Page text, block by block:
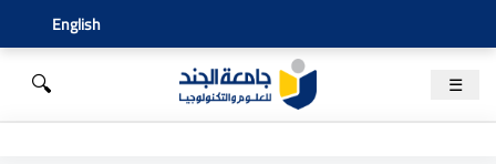
English
☰
🔍